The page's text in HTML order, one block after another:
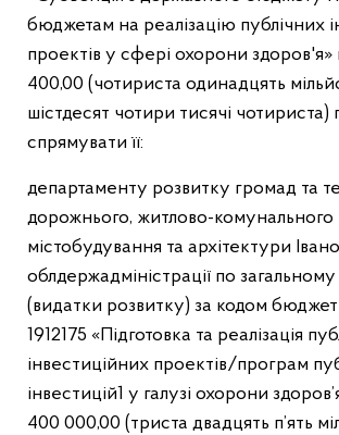
бюджетам на реалізацію публічних
проектів у сфері охорони здоров'я»
400,00 (чотириста одинадцять
шістдесят чотири тисячі чотириста)
спрямувати її:
департаменту розвитку громад та
дорожнього, житлово-комунального
містобудування та архітектури
облдержадміністрації по
(видатки розвитку) за кодом
1912175 «Підготовка та реалізація
інвестиційних проектів/програм
інвестицій1 у галузі охорони
400 000,00 (триста двадцять п’ять